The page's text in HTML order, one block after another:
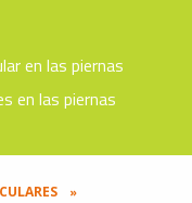
en las piernas
en las piernas